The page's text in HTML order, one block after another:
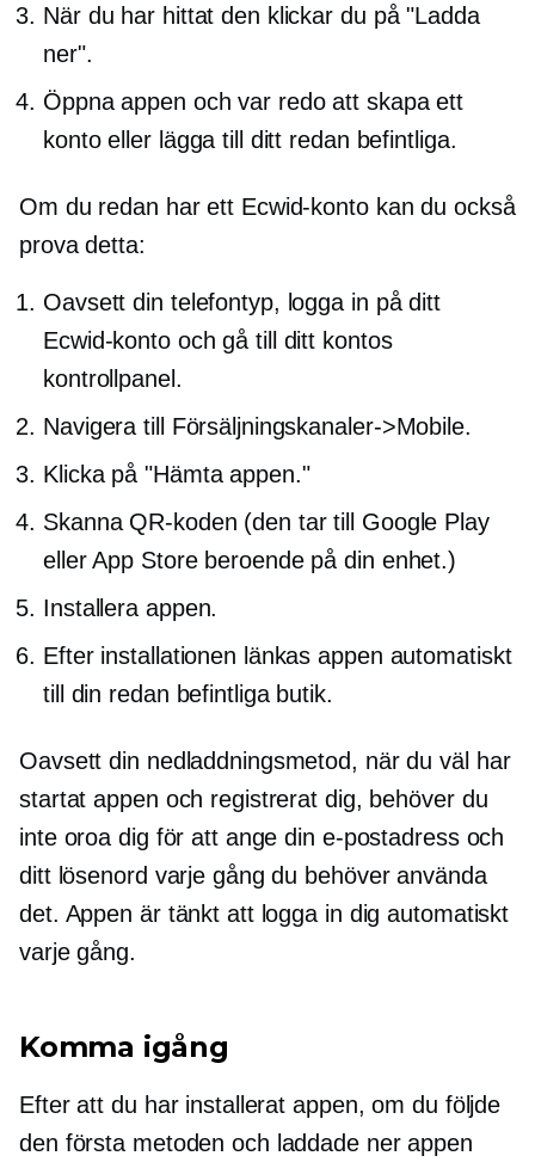
När du har hittat den klickar du på "Ladda
ner".
Öppna appen och var redo att skapa ett
konto eller lägga till ditt redan befintliga.
Om du redan har ett Ecwid-konto kan du också
prova detta:
Oavsett din telefontyp, logga in på ditt
Ecwid-konto och gå till ditt kontos
kontrollpanel.
Navigera till Försäljningskanaler->Mobile.
Klicka på "Hämta appen."
Skanna QR-koden (den tar till Google Play
eller App Store beroende på din enhet.)
Installera appen.
Efter installationen länkas appen automatiskt
till din redan befintliga butik.
Oavsett din nedladdningsmetod, när du väl har
startat appen och registrerat dig, behöver du
inte oroa dig för att ange din e-postadress och
ditt lösenord varje gång du behöver använda
det. Appen är tänkt att logga in dig automatiskt
varje gång.
Komma igång
Efter att du har installerat appen, om du följde
den första metoden och laddade ner appen